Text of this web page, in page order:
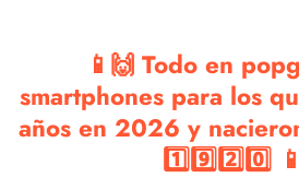
📱🙌 Todo en
smartphones para los
años en 2026 y
1️⃣9️⃣2️⃣0️⃣